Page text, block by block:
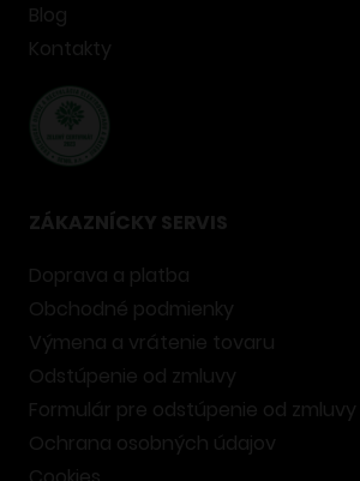
Blog
Kontakty
ZÁKAZNÍCKY SERVIS
Doprava a platba
Obchodné podmienky
Výmena a vrátenie tovaru
Odstúpenie od zmluvy
Formulár pre odstúpenie od zmluvy
Ochrana osobných údajov